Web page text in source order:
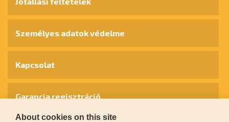
Személyes adatok védelme
Kapcsolat
Garancia regisztráció
About cookies on this site